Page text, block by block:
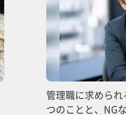
管理職に求めら
つのことと、NG